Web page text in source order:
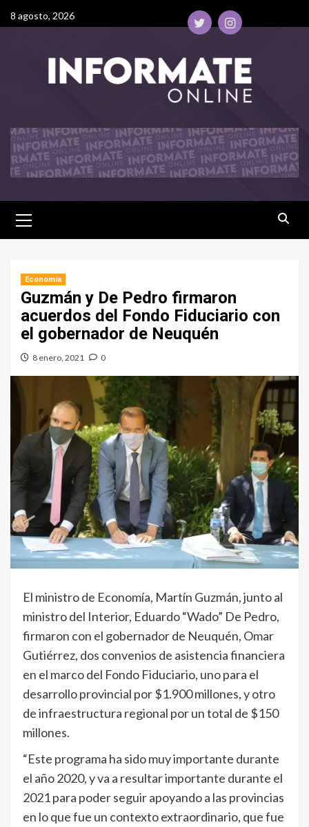
8 agosto, 2026
Economía
Guzmán y De Pedro firmaron
acuerdos del Fondo Fiduciario con
el gobernador de Neuquén
8 enero, 2021 0
El ministro de Economía, Martín Guzmán, junto al
ministro del Interior, Eduardo “Wado” De Pedro,
firmaron con el gobernador de Neuquén, Omar
Gutiérrez, dos convenios de asistencia financiera
en el marco del Fondo Fiduciario, uno para el
desarrollo provincial por $1.900 millones, y otro
de infraestructura regional por un total de $150
millones.
“Este programa ha sido muy importante durante
el año 2020, y va a resultar importante durante el
2021 para poder seguir apoyando a las provincias
en lo que fue un contexto extraordinario, que fue